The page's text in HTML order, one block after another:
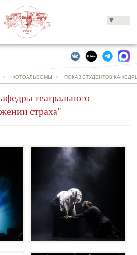
▼
> ФОТОАЛЬБОМЫ > ПОКАЗ СТУДЕНТОВ
театрального
страха"